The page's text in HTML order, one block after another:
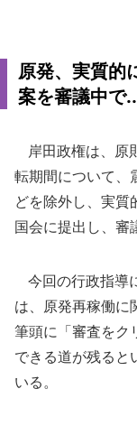
原発、実質的
案を審議中で
岸田政権は、原
転期間について、
どを除外し、実質
国会に提出し、審
今回の行政指導
は、原発再稼働に
筆頭に「審査をク
できる道が残ると
いる。